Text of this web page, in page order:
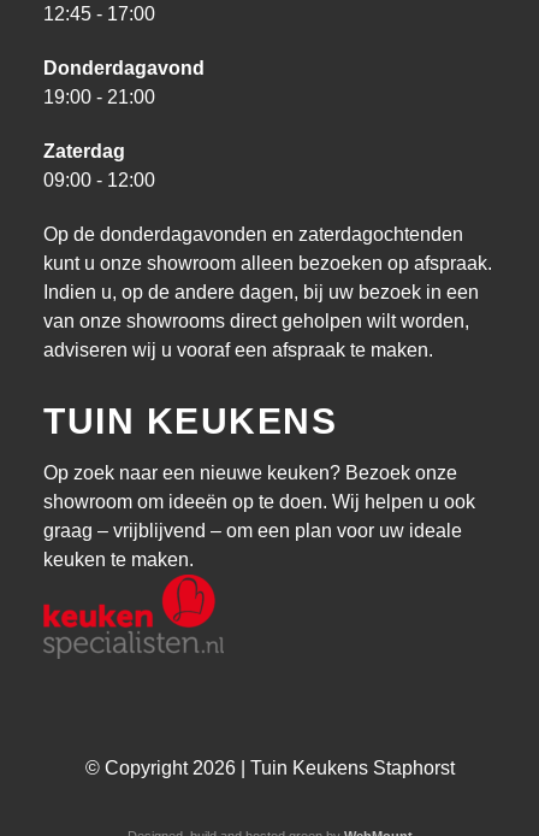
12:45 - 17:00
Donderdagavond
19:00 - 21:00
Zaterdag
09:00 - 12:00
Op de donderdagavonden en zaterdagochtenden
kunt u onze showroom alleen bezoeken op afspraak.
Indien u, op de andere dagen, bij uw bezoek in een
van onze showrooms direct geholpen wilt worden,
adviseren wij u vooraf een afspraak te maken.
TUIN KEUKENS
Op zoek naar een nieuwe keuken? Bezoek onze
showroom om ideeën op te doen. Wij helpen u ook
graag – vrijblijvend – om een plan voor uw ideale
keuken te maken.
© Copyright 2026 | Tuin Keukens Staphorst